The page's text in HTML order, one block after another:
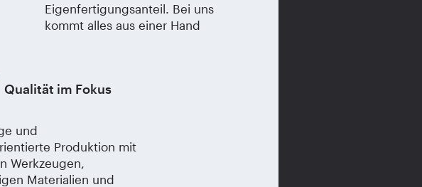
Eigenfertigungsanteil. Bei uns
kommt alles aus einer Hand
Qualität im Fokus
und
Produktion mit
Werkzeugen,
Materialien und